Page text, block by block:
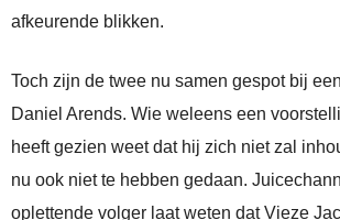
afkeurende blikken.
Toch zijn de twee nu samen gespot bij
Daniel Arends. Wie weleens een
heeft gezien weet dat hij zich niet zal
nu ook niet te hebben gedaan.
oplettende volger laat weten dat Vieze